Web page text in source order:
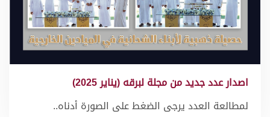
اصدار عدد جديد من مجلة لبرقه (يناير 2025)
لمطالعة العدد يرجى الضغط على الصورة أدناه..